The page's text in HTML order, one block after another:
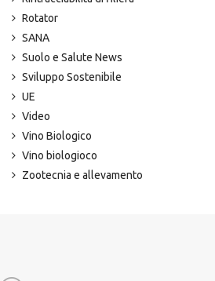
Rotator
SANA
Suolo e Salute News
Sviluppo Sostenibile
UE
Video
Vino Biologico
Vino biologioco
Zootecnia e allevamento